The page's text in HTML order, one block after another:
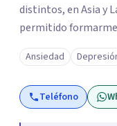
distintos, en Asia y
permitido formarme
técnicas e idiomas
espectro de culturas,
promotora de
vida más
Ansiedad
Teléfono